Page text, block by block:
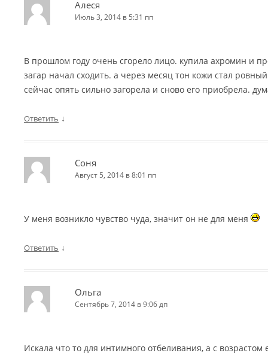
Алеся
Июль 3, 2014 в 5:31 пп
В прошлом году очень сгорело лицо. купила ахромин и
загар начал сходить. а через месяц тон кожи стал
сейчас опять сильно загорела и сново его приобрела.
Ответить ↓
Соня
Август 5, 2014 в 8:01 пп
У меня возникло чувство чуда, значит он не для меня
Ответить ↓
Ольга
Сентябрь 7, 2014 в 9:06 дп
Искала что то для интимного отбеливания, а с